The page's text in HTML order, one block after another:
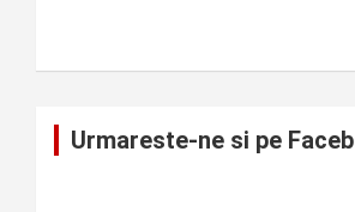
Urmareste-ne si pe